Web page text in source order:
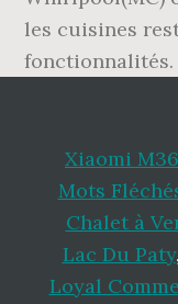
Xiaomi
Mots
Chalet à
Lac Du Paty,
Loyal